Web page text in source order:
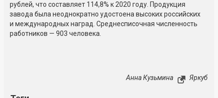
рублей, что составляет 114,8% к 2020 году. Продукция
завода была неоднократно удостоена высоких российских
и международных наград. Среднесписочная численность
работников — 903 человека.
Анна Кузьмина Яркуб